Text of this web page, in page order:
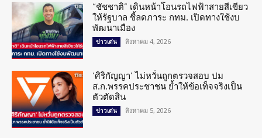
“ชัชชาติ” เดินหน้าโอนรถไฟฟ้าสายสีเขียว
ให้รัฐบาล ชี้ลดภาระ กทม. เปิดทางใช้งบ
พัฒนาเมือง
ข่าวเด่น สิงหาคม 4, 2026
‘ศิริกัญญา’ ไม่หวั่นถูกตรวจสอบ ปม
ส.ก.พรรคประชาชน ย้ำให้ข้อเท็จจริงเป็น
ตัวตัดสิน
ข่าวเด่น สิงหาคม 5, 2026